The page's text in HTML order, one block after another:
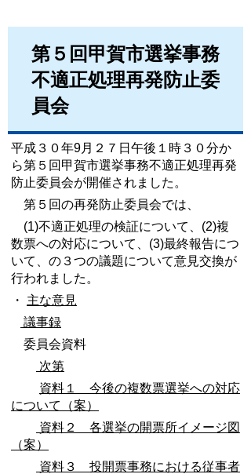
第５回甲賀市選挙事務
不適正処理再発防止委
員会
平成３０年9月２７日午後１時３０分か
ら第５回甲賀市選挙事務不適正処理再発
防止委員会が開催されました。
第５回の再発防止委員会では、
(1)不適正処理の検証について、(2)複
数票への対応について、(3)最終報告につ
いて、の３つの議題について意見交換が
行われました。
・ 主な意見
議事録
委員会資料
次第
資料１ 今後の複数票選挙への対応
について（案）
資料２ 各選挙の開票所イメージ図
（案）
資料３ 投開票事務における従事者